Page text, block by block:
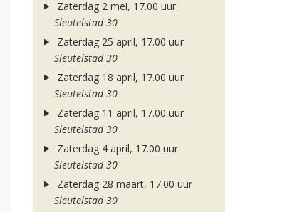
Zaterdag 2 mei, 17.00 uur
Sleutelstad 30
Zaterdag 25 april, 17.00 uur
Sleutelstad 30
Zaterdag 18 april, 17.00 uur
Sleutelstad 30
Zaterdag 11 april, 17.00 uur
Sleutelstad 30
Zaterdag 4 april, 17.00 uur
Sleutelstad 30
Zaterdag 28 maart, 17.00 uur
Sleutelstad 30